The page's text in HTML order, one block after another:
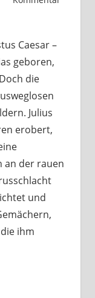
Caesar –
geboren,
die
Julius
erobert,
an der rauen
und
ihm